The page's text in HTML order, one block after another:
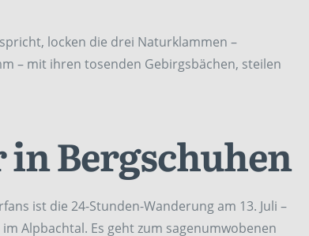
locken die drei Naturklammen –
– mit ihren tosenden Gebirgsbächen, steilen
Bergschuhen
ist die 24-Stunden-Wanderung am 13. Juli –
Alpbachtal. Es geht zum sagenumwobenen